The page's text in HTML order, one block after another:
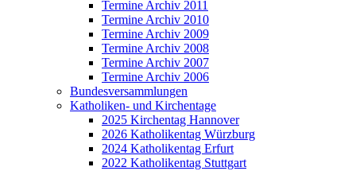
Termine Archiv 2011
Termine Archiv 2010
Termine Archiv 2009
Termine Archiv 2008
Termine Archiv 2007
Termine Archiv 2006
Bundesversammlungen
Katholiken- und Kirchentage
2025 Kirchentag Hannover
2026 Katholikentag Würzburg
2024 Katholikentag Erfurt
2022 Katholikentag Stuttgart